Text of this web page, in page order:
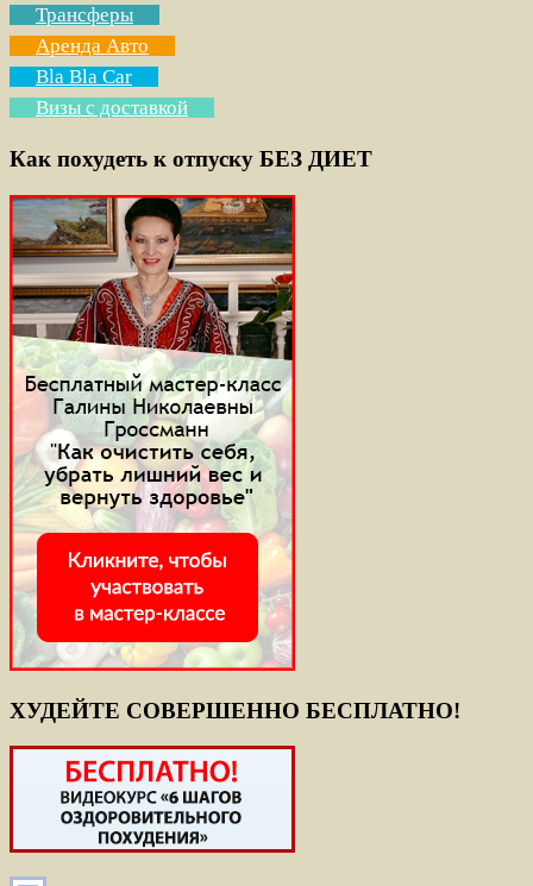
Трансферы
Аренда Авто
Bla Bla Car
Визы с доставкой
Как похудеть к отпуску БЕЗ ДИЕТ
ХУДЕЙТЕ СОВЕРШЕННО БЕСПЛАТНО!